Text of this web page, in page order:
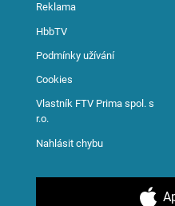
Reklama
HbbTV
Podmínky užívání
Cookies
Vlastník FTV Prima spol. s
r.o.
Nahlásit chybu